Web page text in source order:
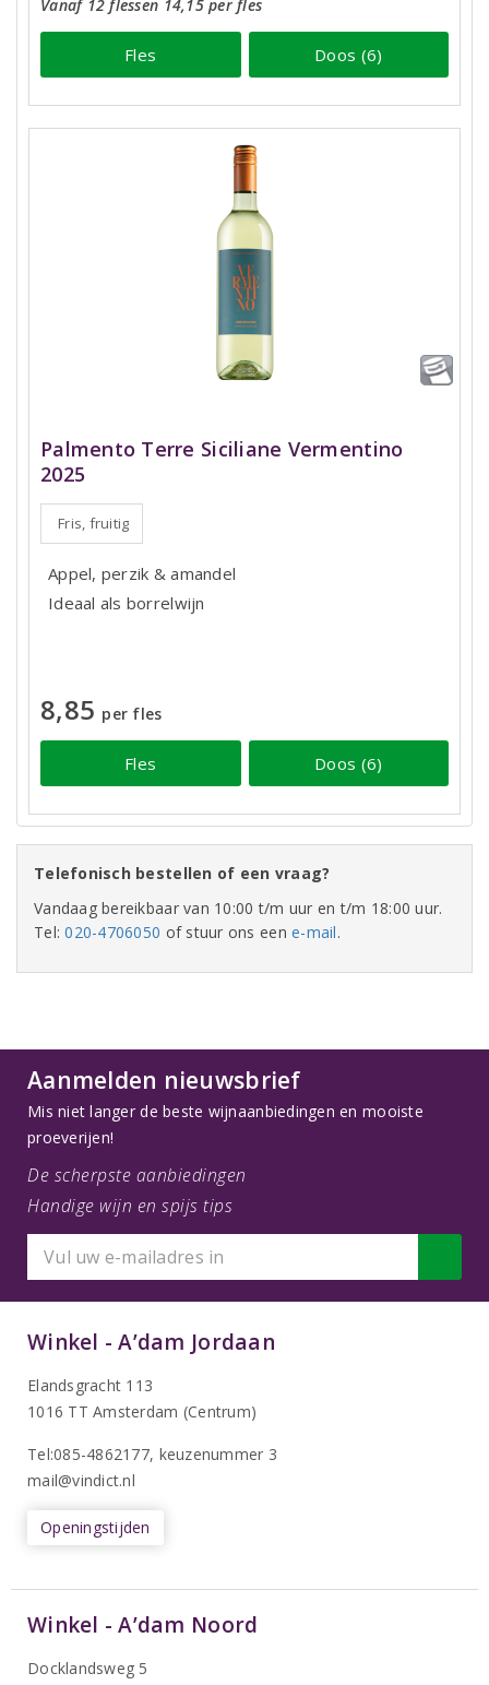
Vanaf 12 flessen 14,15 per fles
Fles Doos (6)
Palmento Terre Siciliane Vermentino
2025
Fris, fruitig
Appel, perzik & amandel
Ideaal als borrelwijn
8,85 per fles
Fles Doos (6)
Telefonisch bestellen of een vraag?
Vandaag bereikbaar van 10:00 t/m uur en t/m 18:00 uur.
Tel:020-4706050 of stuur ons eene-mail.
Aanmelden nieuwsbrief
Mis niet langer de beste wijnaanbiedingen en mooiste
proeverijen!
De scherpste aanbiedingen
Handige wijn en spijs tips
Winkel - A’dam Jordaan
Elandsgracht 113
1016 TT Amsterdam (Centrum)
Tel:085-4862177, keuzenummer 3
mail@vindict.nl
Openingstijden
Winkel - A’dam Noord
Docklandsweg 5